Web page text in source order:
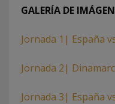
GALERÍA DE
Jornada 1| España
Jornada 2|
Jornada 3| España